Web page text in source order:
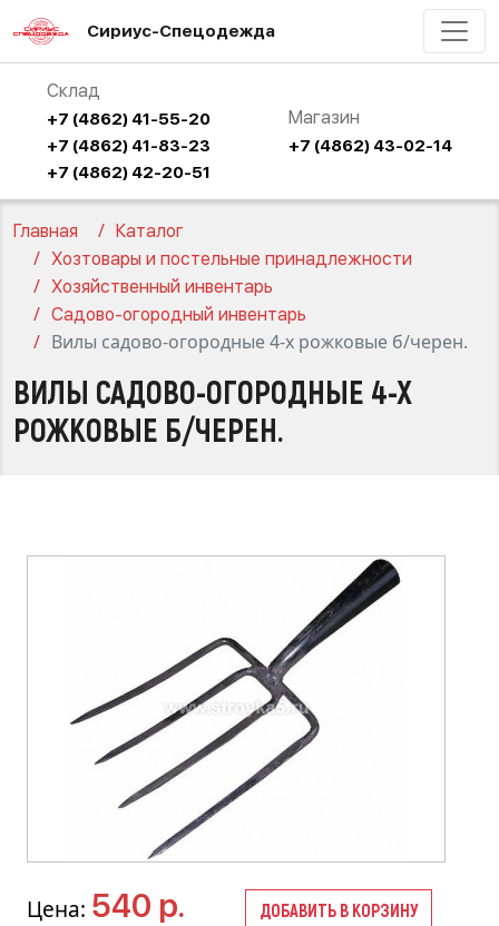
Сириус-Спецодежда
Склад
+7 (4862) 41-55-20
+7 (4862) 41-83-23
+7 (4862) 42-20-51
Магазин
+7 (4862) 43-02-14
Главная
Каталог
Хозтовары и постельные принадлежности
Хозяйственный инвентарь
Садово-огородный инвентарь
Вилы садово-огородные 4-х рожковые б/черен.
ВИЛЫ САДОВО-ОГОРОДНЫЕ 4-Х
РОЖКОВЫЕ Б/ЧЕРЕН.
Цена: 540 р. ДОБАВИТЬ В КОРЗИНУ